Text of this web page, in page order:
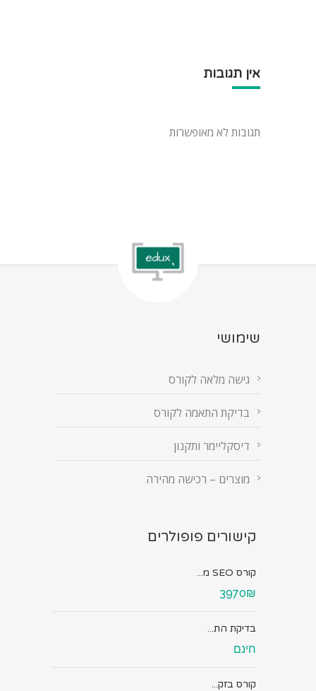
אין תגובות
תגובות לא מאופשרות
שימושי
גישה מלאה לקורס
בדיקת התאמה לקורס
דיסקליימר ותקנון
מוצרים – רכישה מהירה
קישורים פופולרים
קורס SEO מ...
3970₪
בדיקת הת...
חינם
קורס בזק...